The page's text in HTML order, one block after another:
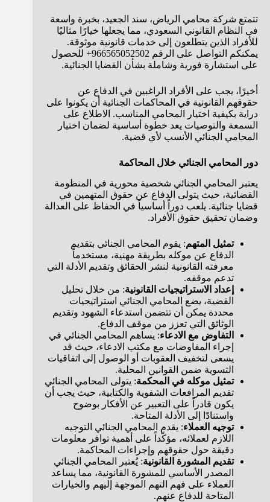
تتمتع شركة محامي الرياض، سند الجعيد، بخبرة واسعة
في النظام القانوني السعودي، مما يجعلها خيارًا مثاليًا
للأفراد الذين يتطلعون إلى خدمات قانونية موثوقة.
يمكنكم التواصل على الرقم 966565052502+ للحصول
على استشارة فورية وشاملة بشأن القضايا الجنائية.
أخيرًا، يجب على الأفراد الراغبين في الدفاع عن
حقوقهم القانونية في المحاكمات الجنائية أن يكونوا على
دراية بكيفية اختيار المحامي المناسب. الاطلاع على
السمعة والتوصيات يعد خطوة أساسية لضمان اختيار
المحامي الجنائي الأنسب لأي قضية.
دور المحامي الجنائي خلال المحاكمة
يعتبر المحامي الجنائي شخصية محورية في المنظومة
القضائية، حيث يتولى الدفاع عن حقوق المتهمين في
قضايا جنائية. يلعب دوراً أساسياً في الحفاظ على العدالة
وضمان تحقيق حقوق الأفراد.
تمثيل المتهم: يقوم المحامي الجنائي بتقديم
الدفاع عن موكله بطريقة مهنية، مستخدماً
معرفته القانونية لنشر الحقائق وتقديم الأدلة التي
تدعم موقفه.
إعداد الاستراتيجيات القانونية: من خلال تحليل
القضية، يضع المحامي الجنائي استراتيجيات
محددة يمكن أن تتضمن استدعاء الشهود وتقديم
الوثائق التي تعزز من موقف الدفاع.
التفاوض مع الادعاء: يساهم المحامي الجنائي في
إجراء المفاوضات مع مكتب الادعاء، حيث قد
يسعى لتخفيف العقوبات أو الوصول إلى اتفاقيات
التسوية ضمن القوانين المحلية.
تمثيل موكله في المحكمة: يتولى المحامي الجنائي
تقديم المرافعات الشفوية والكتابية، حيث يجب أن
يكون قادراً على التعبير عن الأفكار بوضوح
واستنادًا إلى الأدلة المتاحة.
توجيه العملاء: يقدم المحامي الجنائي التوجيه
اللازم لعملائه، مؤكّداً على أهمية توافر معلومات
دقيقة حول حقوقهم وإجراءات المحاكمة.
تقديم المشورة القانونية: يُعتبر المحامي الجنائي
المصدر الأساسي للمشورة القانونية، مما يساعد
العملاء على فهم التهم الموجهة إليهم والخيارات
المتاحة للدفاع عنهم.